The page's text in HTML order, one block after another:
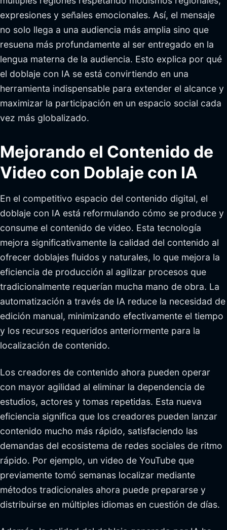
expresiones y señales emocionales. Así, el mensaje
no solo llega a una audiencia más amplia sino que
resuena más profundamente al ser entregado en la
lengua materna de la audiencia. Esto explica por qué
el doblaje con IA se está convirtiendo en una
herramienta indispensable para extender el alcance y
maximizar la participación en un espacio social cada
vez más globalizado.
Mejorando el Contenido de
Video con Doblaje con IA
En el competitivo espacio del contenido digital, el
doblaje con IA está reformulando cómo se produce y
consume el contenido de video. Esta tecnología
mejora significativamente la calidad del contenido al
ofrecer doblajes fluidos y naturales, lo que mejora la
eficiencia de producción al agilizar procesos que
tradicionalmente requerían mucha mano de obra. La
automatización a través de IA reduce la necesidad de
edición manual, minimizando efectivamente el tiempo
y los recursos requeridos anteriormente para la
localización de contenido.
Los creadores de contenido ahora pueden operar
con mayor agilidad al eliminar la dependencia de
estudios, actores y tomas repetidas. Esta nueva
eficiencia significa que los creadores pueden lanzar
contenido mucho más rápido, satisfaciendo las
demandas del ecosistema de redes sociales de ritmo
rápido. Por ejemplo, un video de YouTube que
previamente tomó semanas localizar mediante
métodos tradicionales ahora puede prepararse y
distribuirse en múltiples idiomas en cuestión de días.